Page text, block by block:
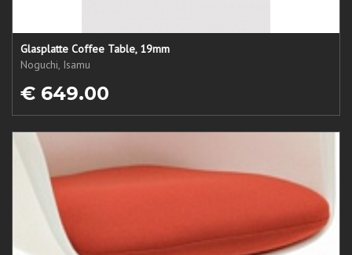
Glasplatte Coffee Table, 19mm
Noguchi, Isamu
€ 649.00